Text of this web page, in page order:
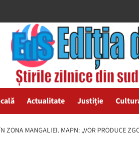
Actualitate Justiție
ZONA MANGALIEI. MAPN: „VOR PRODUCE